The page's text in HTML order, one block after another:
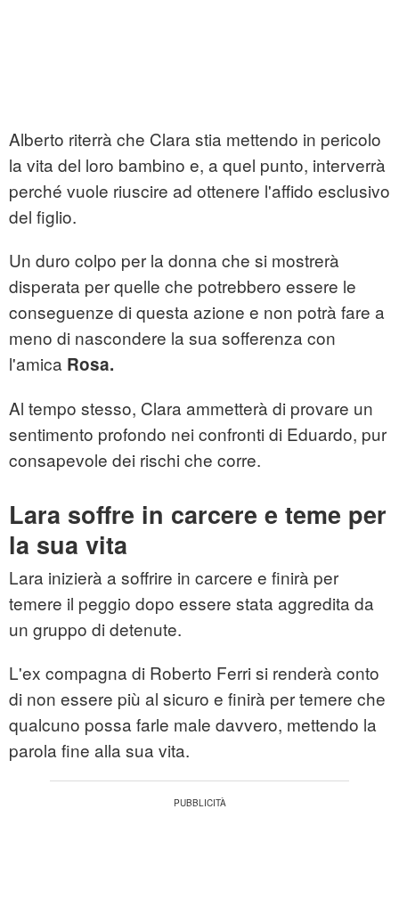
Alberto riterrà che Clara stia mettendo in pericolo
la vita del loro bambino e, a quel punto, interverrà
perché vuole riuscire ad ottenere l'affido esclusivo
del figlio.
Un duro colpo per la donna che si mostrerà
disperata per quelle che potrebbero essere le
conseguenze di questa azione e non potrà fare a
meno di nascondere la sua sofferenza con
l'amica Rosa.
Al tempo stesso, Clara ammetterà di provare un
sentimento profondo nei confronti di Eduardo, pur
consapevole dei rischi che corre.
Lara soffre in carcere e teme per
la sua vita
Lara inizierà a soffrire in carcere e finirà per
temere il peggio dopo essere stata aggredita da
un gruppo di detenute.
L'ex compagna di Roberto Ferri si renderà conto
di non essere più al sicuro e finirà per temere che
qualcuno possa farle male davvero, mettendo la
parola fine alla sua vita.